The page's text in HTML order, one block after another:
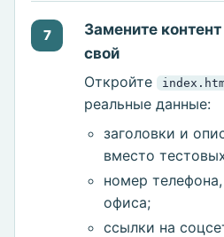
7
Замените
свой
Откройте
реальные данные:
заголовки и
вместо
номер
офиса;
ссылки на